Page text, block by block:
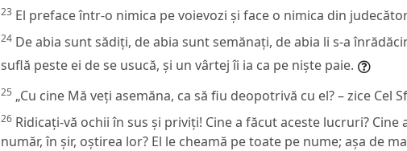
23 El preface într-o nimica pe voievozi și face o nimica din
24 De abia sunt sădiți, de abia sunt semănați, de abia li s-a
suflă peste ei de se usucă, și un vârtej îi ia ca pe niște paie.
25 „Cu cine Mă veți asemăna, ca să fiu deopotrivă cu el? – zice Cel
26 Ridicați-vă ochii în sus și priviți! Cine a făcut aceste lucruri? Cine
număr, în șir, oștirea lor? El le cheamă pe toate pe nume; așa de